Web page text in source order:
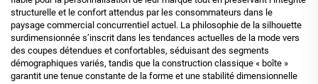
structurelle et le confort attendus par les consommateurs dans le
paysage commercial concurrentiel actuel. La philosophie de la silhouette
surdimensionnée s’inscrit dans les tendances actuelles de la mode vers
des coupes détendues et confortables, séduisant des segments
démographiques variés, tandis que la construction classique « boîte »
garantit une tenue constante de la forme et une stabilité dimensionnelle